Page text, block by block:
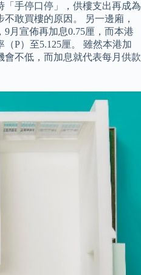
手停口停」，供樓支出再成為
敢買樓的原因。 另一邊廂，
月宣佈再加息0.75厘，而本港
P）至5.125厘。 雖然本港加
會不低，而加息就代表每月供款